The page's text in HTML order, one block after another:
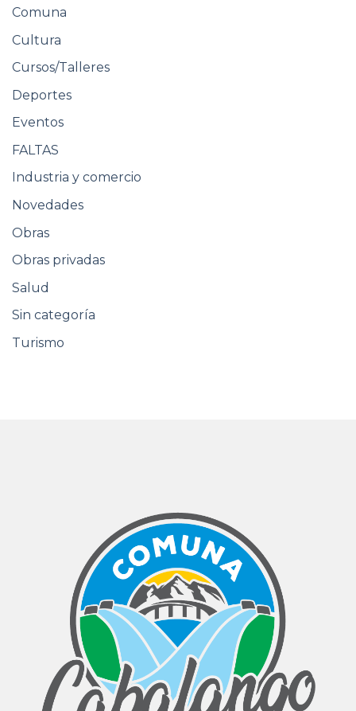
Comuna
Cultura
Cursos/Talleres
Deportes
Eventos
FALTAS
Industria y comercio
Novedades
Obras
Obras privadas
Salud
Sin categoría
Turismo